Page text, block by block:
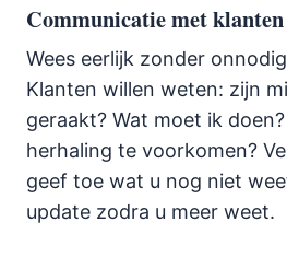
Communicatie met
Wees eerlijk zonder
Klanten willen weten: zijn
geraakt? Wat moet ik
herhaling te voorkomen?
geef toe wat u nog niet
update zodra u meer weet.